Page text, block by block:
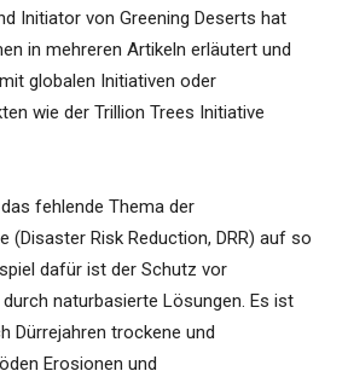
Initiator von Greening Deserts hat
in mehreren Artikeln erläutert und
globalen Initiativen oder
wie der Trillion Trees Initiative
fehlende Thema der
(Disaster Risk Reduction, DRR) auf so
dafür ist der Schutz vor
naturbasierte Lösungen. Es ist
Dürrejahren trockene und
Erosionen und